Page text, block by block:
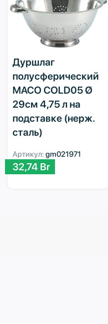
Дуршлаг
полусферический
MACO COLD05 Ø
29см 4,75 л на
подставке (нерж.
сталь)
Артикул: gm021971
32,74 Br